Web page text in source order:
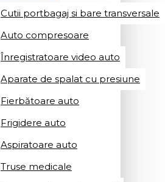
Cutii portbagaj si bare transversale
Auto compresoare
Înregistratoare video auto
Aparate de spalat cu presiune
Fierbătoare auto
Frigidere auto
Aspiratoare auto
Truse medicale